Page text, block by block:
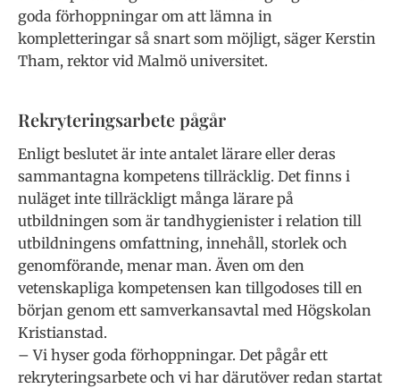
goda förhoppningar om att lämna in
kompletteringar så snart som möjligt, säger Kerstin
Tham, rektor vid Malmö universitet.
Rekryteringsarbete pågår
Enligt beslutet är inte antalet lärare eller deras
sammantagna kompetens tillräcklig. Det finns i
nuläget inte tillräckligt många lärare på
utbildningen som är tandhygienister i relation till
utbildningens omfattning, innehåll, storlek och
genomförande, menar man. Även om den
vetenskapliga kompetensen kan tillgodoses till en
början genom ett samverkansavtal med Högskolan
Kristianstad.
– Vi hyser goda förhoppningar. Det pågår ett
rekryteringsarbete och vi har därutöver redan startat